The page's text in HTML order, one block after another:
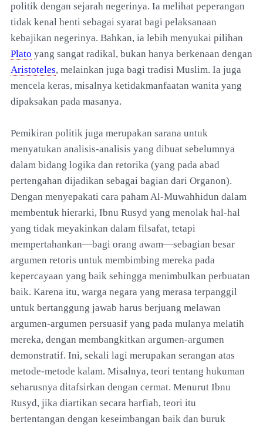
politik dengan sejarah negerinya. Ia melihat peperangan
tidak kenal henti sebagai syarat bagi pelaksanaan
kebajikan negerinya. Bahkan, ia lebih menyukai pilihan
Plato yang sangat radikal, bukan hanya berkenaan dengan
Aristoteles, melainkan juga bagi tradisi Muslim. Ia juga
mencela keras, misalnya ketidakmanfaatan wanita yang
dipaksakan pada masanya.
Pemikiran politik juga merupakan sarana untuk
menyatukan analisis-analisis yang dibuat sebelumnya
dalam bidang logika dan retorika (yang pada abad
pertengahan dijadikan sebagai bagian dari Organon).
Dengan menyepakati cara paham Al-Muwahhidun dalam
membentuk hierarki, Ibnu Rusyd yang menolak hal-hal
yang tidak meyakinkan dalam filsafat, tetapi
mempertahankan—bagi orang awam—sebagian besar
argumen retoris untuk membimbing mereka pada
kepercayaan yang baik sehingga menimbulkan perbuatan
baik. Karena itu, warga negara yang merasa terpanggil
untuk bertanggung jawab harus berjuang melawan
argumen-argumen persuasif yang pada mulanya melatih
mereka, dengan membangkitkan argumen-argumen
demonstratif. Ini, sekali lagi merupakan serangan atas
metode-metode kalam. Misalnya, teori tentang hukuman
seharusnya ditafsirkan dengan cermat. Menurut Ibnu
Rusyd, jika diartikan secara harfiah, teori itu
bertentangan dengan keseimbangan baik dan buruk